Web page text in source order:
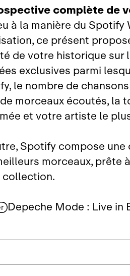
complète de
à la manière du
ce présent
de votre historique sur
exclusives parmi
le nombre de
morceaux écoutés, la
et votre artiste le
Spotify compose
morceaux, prête
Depeche Mode : Live in